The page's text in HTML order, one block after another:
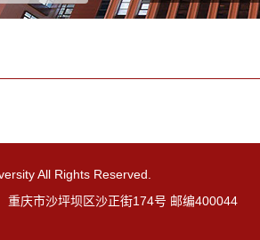
All Rights Reserved.
重庆市沙坪坝区沙正街174号 邮编400044